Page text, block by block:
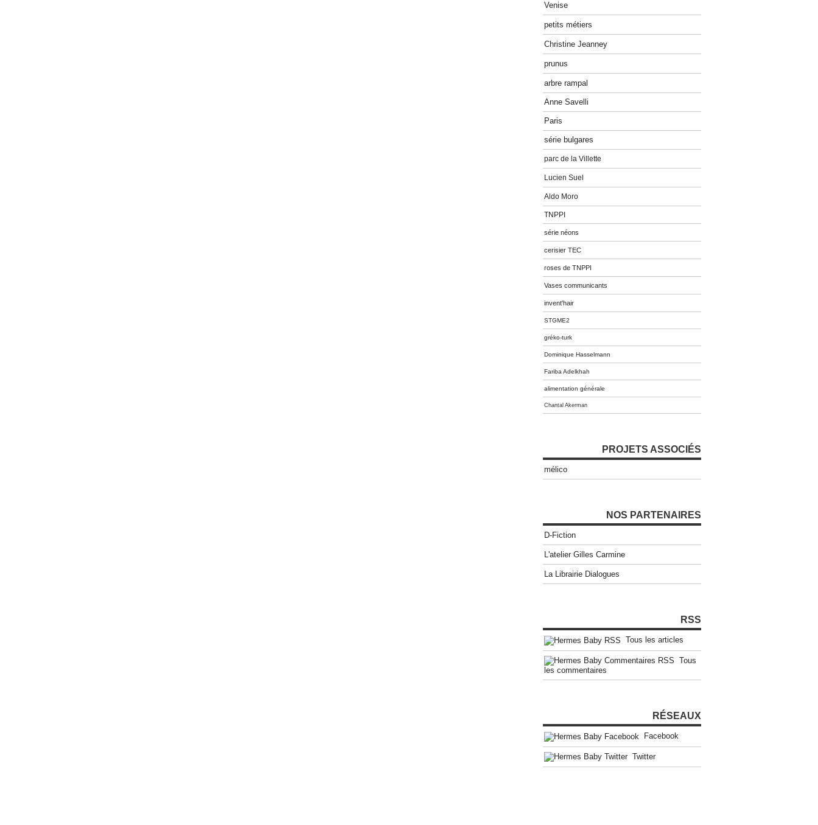
Venise
petits métiers
Christine Jeanney
prunus
arbre rampal
Anne Savelli
Paris
série bulgares
parc de la Villette
Lucien Suel
Aldo Moro
TNPPI
série néons
cerisier TEC
roses de TNPPI
Vases communicants
invent'hair
STGME2
gréko-turk
Dominique Hasselmann
Fariba Adelkhah
alimentation générale
Chantal Akerman
PROJETS ASSOCIÉS
mélico
NOS PARTENAIRES
D-Fiction
L'atelier Gilles Carmine
La Librairie Dialogues
RSS
Tous les articles
Tous
les commentaires
RÉSEAUX
Facebook
Twitter